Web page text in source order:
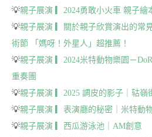
💡親子展演 ▎2024勇敢小火車 親子繪
💡親子展演 ▎關於親子欣賞演出的常
術節 「媽呀！外星人」超推薦！
💡親子展演 ▎2024米特動物樂園－
重奏團
💡親子展演 ▎2025 調皮的影子｜轱嶺
💡親子展演 ▎表演廳的秘密｜米特動
💡親子展演 ▎西瓜游泳池｜AM創意